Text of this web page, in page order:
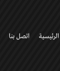
الرئيسية اتصل بنا